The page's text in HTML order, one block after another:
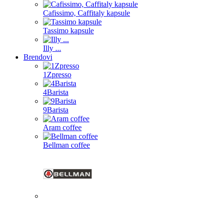
Cafissimo, Caffitaly kapsule
Tassimo kapsule
Illy ...
Brendovi
1Zpresso
4Barista
9Barista
Aram coffee
Bellman coffee